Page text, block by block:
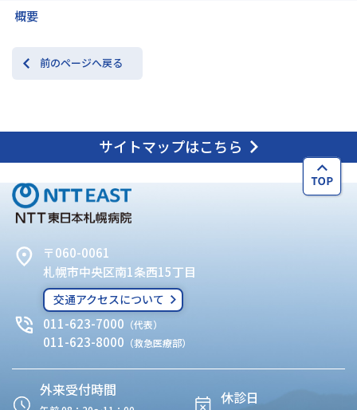
概要
前のページへ戻る
サイトマップはこちら
〒060-0061
札幌市中央区南1条西15丁目
交通アクセスについて
011-623-7000 （代表）
011-623-8000 （救急医療部）
外来受付時間 休診日